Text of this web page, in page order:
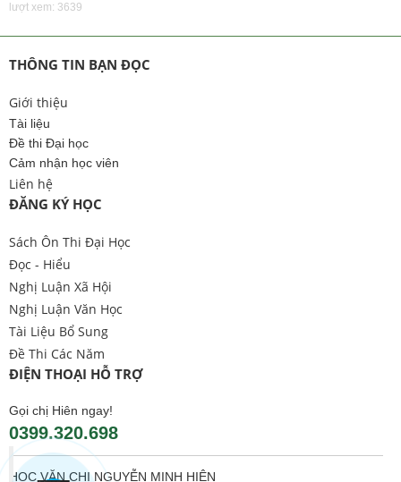
lượt xem: 3639
THÔNG TIN BẠN ĐỌC
Giới thiệu
Tài liệu
Đề thi Đại học
Cảm nhận học viên
Liên hệ
ĐĂNG KÝ HỌC
Sách Ôn Thi Đại Học
Đọc - Hiểu
Nghị Luận Xã Hội
Nghị Luận Văn Học
Tài Liệu Bổ Sung
Đề Thi Các Năm
ĐIỆN THOẠI HỖ TRỢ
Gọi chị Hiên ngay!
0399.320.698
HỌC VĂN CHỊ NGUYỄN MINH HIÊN